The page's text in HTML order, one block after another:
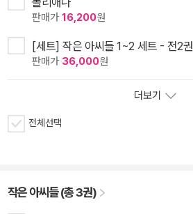
판매가 16,200원
[세트] 작은 아씨들 1~2 세트 - 전2권
판매가 36,000원
더보기
전체선택
작은 아씨들 (총 3권)